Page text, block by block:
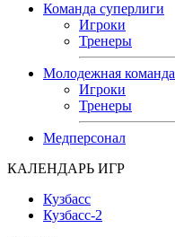
Команда суперлиги
Игроки
Тренеры
Молодежная команда
Игроки
Тренеры
Медперсонал
КАЛЕНДАРЬ ИГР
Кузбасс
Кузбасс-2